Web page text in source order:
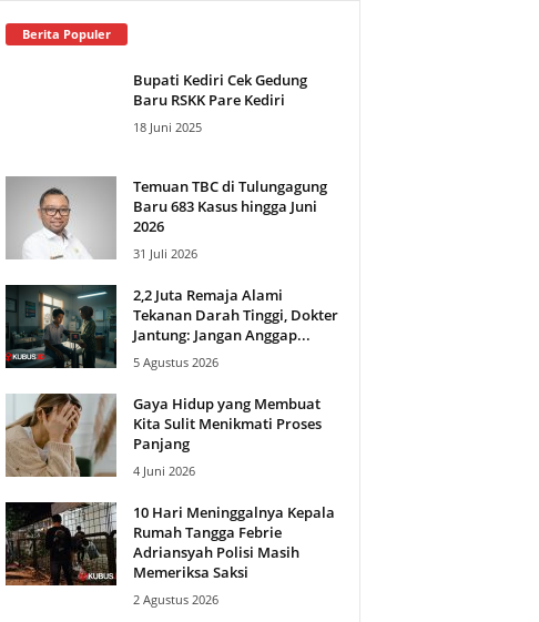
Berita Populer
Bupati Kediri Cek Gedung
Baru RSKK Pare Kediri
18 Juni 2025
Temuan TBC di Tulungagung
Baru 683 Kasus hingga Juni
2026
31 Juli 2026
2,2 Juta Remaja Alami
Tekanan Darah Tinggi, Dokter
Jantung: Jangan Anggap...
5 Agustus 2026
Gaya Hidup yang Membuat
Kita Sulit Menikmati Proses
Panjang
4 Juni 2026
10 Hari Meninggalnya Kepala
Rumah Tangga Febrie
Adriansyah Polisi Masih
Memeriksa Saksi
2 Agustus 2026